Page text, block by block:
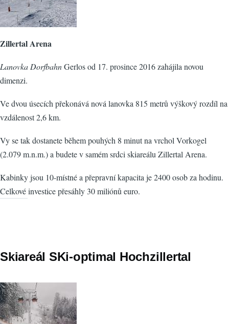
Zillertal Arena
Lanovka DorfbahnGerlos od 17. prosince 2016 zahájila novou
dimenzi.
Ve dvou úsecích překonává nová lanovka 815 metrů výškový rozdíl na
vzdálenost 2,6 km.
Vy se tak dostanete během pouhých 8 minut na vrchol Vorkogel
(2.079 m.n.m.) a budete v samém srdci skiareálu Zillertal Arena.
Kabinky jsou 10-místné a přepravní kapacita je 2400 osob za hodinu.
Celkové investice přesáhly 30 miliónů euro.
Skiareál SKi-optimal Hochzillertal